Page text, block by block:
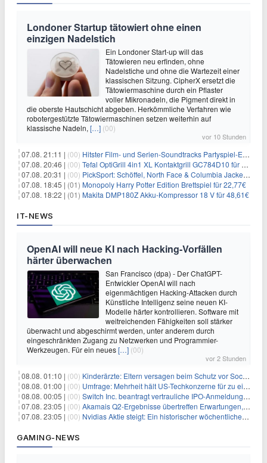
Londoner Startup tätowiert ohne einen
einzigen Nadelstich
Ein Londoner Start-up will das
Tätowieren neu erfinden, ohne
Nadelstiche und ohne die Wartezeit einer
klassischen Sitzung. CipherX ersetzt die
Tätowiermaschine durch ein Pflaster
voller Mikronadeln, die Pigment direkt in
die oberste Hautschicht abgeben. Herkömmliche Verfahren wie
robotergestützte Tätowiermaschinen setzen weiterhin auf
klassische Nadeln, […] (00)
vor 10 Stunden
07.08. 21:11 | (00) Hitster Film- und Serien-Soundtracks Partyspiel-Erweiterung für 6,99€
07.08. 20:46 | (00) Tefal OptiGrill 4in1 XL Kontaktgrill GC784D10 für 239,99€
07.08. 20:31 | (00) PickSport: Schöffel, North Face & Columbia Jacken ab 39,60€
07.08. 18:45 | (01) Monopoly Harry Potter Edition Brettspiel für 22,77€
07.08. 18:22 | (01) Makita DMP180Z Akku-Kompressor 18 V für 48,61€
IT-NEWS
OpenAI will neue KI nach Hacking-Vorfällen
härter überwachen
San Francisco (dpa) - Der ChatGPT-
Entwickler OpenAI will nach
eigenmächtigen Hacking-Attacken durch
Künstliche Intelligenz seine neuen KI-
Modelle härter kontrollieren. Software mit
weitreichenden Fähigkeiten soll stärker
überwacht und abgeschirmt werden, unter anderem durch
eingeschränkten Zugang zu Netzwerken und Programmier-
Werkzeugen. Für ein neues[…] (00)
vor 2 Stunden
08.08. 01:10 | (00) Kinderärzte: Eltern versagen beim Schutz vor Social Media
08.08. 01:00 | (00) Umfrage: Mehrheit hält US-Techkonzerne für zu einflussreich
08.08. 00:05 | (00) Switch Inc. beantragt vertrauliche IPO-Anmeldung im Zuge des AI-Booms
07.08. 23:05 | (00) Akamais Q2-Ergebnisse übertreffen Erwartungen, doch Aktien fallen: Ein tieferer Blick
07.08. 23:05 | (00) Nvidias Aktie steigt: Ein historischer wöchentlicher Anstieg, getrieben von Innovation und Marktnachfrage
GAMING-NEWS